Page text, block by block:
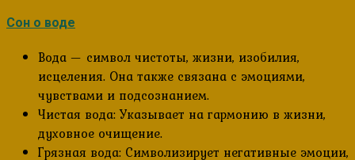
Сон о воде
Вода — символ чистоты, жизни, изобилия,
исцеления. Она также связана с эмоциями,
чувствами и подсознанием.
Чистая вода: Указывает на гармонию в жизни,
духовное очищение.
Грязная вода: Символизирует негативные эмоции,